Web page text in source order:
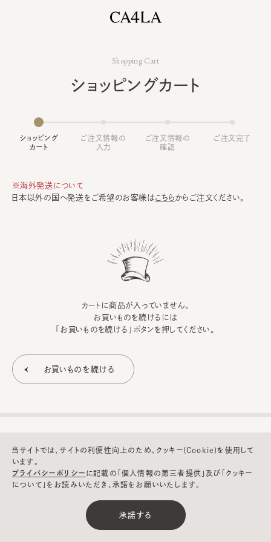
Shopping Cart
ショッピングカート
ショッピング
カート
ご注文情報の
入力
ご注文情報の
確認
ご注文完了
※海外発送について
日本以外の国へ発送をご希望のお客様はこちらからご注文ください。
カートに商品が入っていません。
お買いものを続けるには
「お買いものを続ける」ボタンを押してください。
©CA4LA INC. All Rights Reserved.
当サイトでは、サイトの利便性向上のため、クッキー(Cookie)を使用して
います。
プライバシーポリシー に記載の「個人情報の第三者提供」及び「クッキー
について」をお読みいただき、承諾をお願いいたします。
承諾する